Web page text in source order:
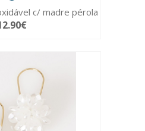
c/ madre pérola